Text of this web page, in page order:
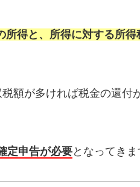
得と、所得に対する所
額が多ければ税金の還付
定申告が必要となってきま